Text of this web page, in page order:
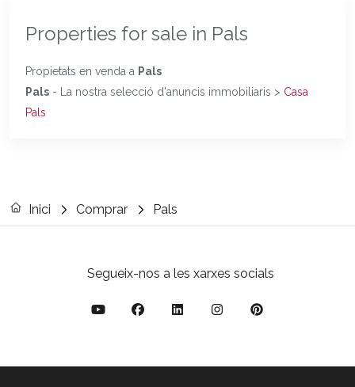
Properties for sale in Pals
Propietats en venda a Pals
Pals - La nostra selecció d'anuncis immobiliaris > Casa
Pals
Inici Comprar Pals
Segueix-nos a les xarxes socials